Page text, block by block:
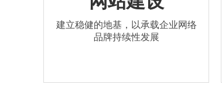
建立稳健的地基，以承载企业网络
品牌持续性发展